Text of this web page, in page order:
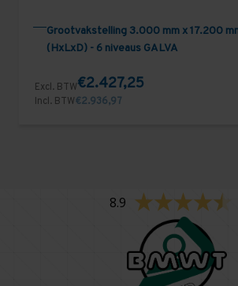
Grootvakstelling 3.000 mm x 17.200
(HxLxD) - 6 niveaus GALVA
Excl. BTW€2.427,25
Incl. BTW€2.936,97
8.9